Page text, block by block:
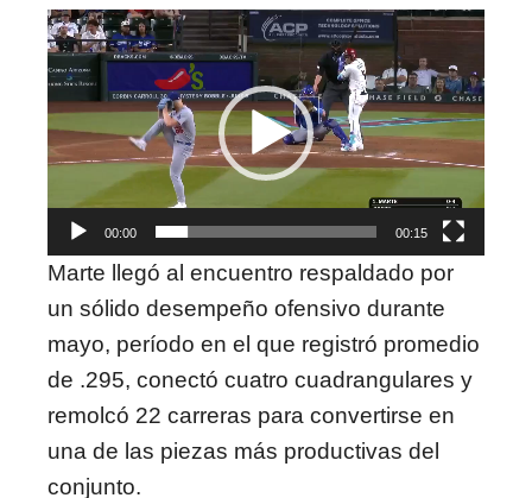
Reproductor
de
vídeo
00:00 00:15
Marte llegó al encuentro respaldado por
un sólido desempeño ofensivo durante
mayo, período en el que registró promedio
de .295, conectó cuatro cuadrangulares y
remolcó 22 carreras para convertirse en
una de las piezas más productivas del
conjunto.